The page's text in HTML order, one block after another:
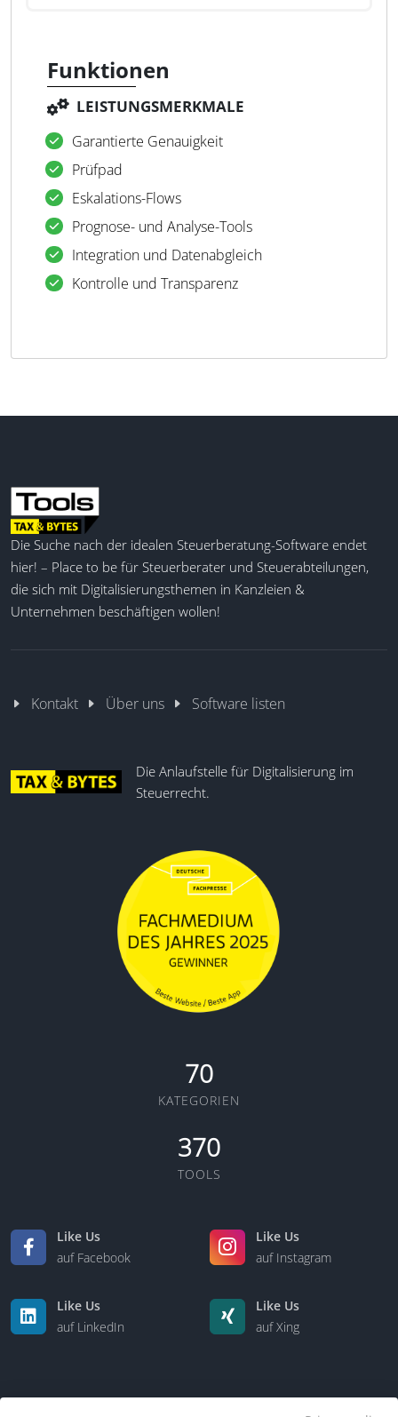
Funktionen
LEISTUNGSMERKMALE
Garantierte Genauigkeit
Prüfpad
Eskalations-Flows
Prognose- und Analyse-Tools
Integration und Datenabgleich
Kontrolle und Transparenz
Die Suche nach der idealen Steuerberatung-Software endet
hier! – Place to be für Steuerberater und Steuerabteilungen,
die sich mit Digitalisierungsthemen in Kanzleien &
Unternehmen beschäftigen wollen!
Kontakt Über uns Software listen
Die Anlaufstelle für Digitalisierung im
Steuerrecht.
70
KATEGORIEN
370
TOOLS
Like Us
auf Facebook
Like Us
auf Instagram
Like Us
auf LinkedIn
Like Us
auf Xing